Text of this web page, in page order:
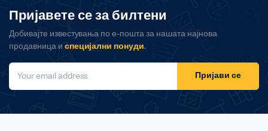
Пријавете се за билтени
Добивајте известувања по е-пошта за нашата најнова
продавница и специјални понуди.
Пријави се